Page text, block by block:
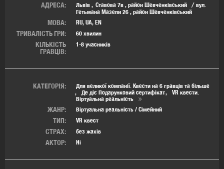
АДРЕСА: Львів Ставова 7в , район Шевченківський
вул.
Гетьмана Мазепи 26 , район Шевченківський
МОВА: RU, UA, EN
ТРИВАЛІСТЬ ГРИ: 60 хвилин
КІЛЬКІСТЬ
ГРАВЦІВ:
1-8 учасників
КАТЕГОРІЯ:
Для великої компанії. Квести на 6 гравців та більше
Де діє Подарунковий сертифікат
VR квести.
Віртуальна реальність
ЖАНР: Віртуальна реальність / Сімейний
ТИП: VR квест
СТРАХ: без жахів
АКТОР: Ні